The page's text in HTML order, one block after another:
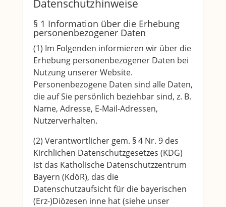
Datenschutzhinweise
§ 1 Information über die Erhebung
personenbezogener Daten
(1) Im Folgenden informieren wir über die
Erhebung personenbezogener Daten bei
Nutzung unserer Website.
Personenbezogene Daten sind alle Daten,
die auf Sie persönlich beziehbar sind, z. B.
Name, Adresse, E-Mail-Adressen,
Nutzerverhalten.
(2) Verantwortlicher gem. § 4 Nr. 9 des
Kirchlichen Datenschutzgesetzes (KDG)
ist das Katholische Datenschutzzentrum
Bayern (KdöR), das die
Datenschutzaufsicht für die bayerischen
(Erz-)Diözesen inne hat (siehe unser